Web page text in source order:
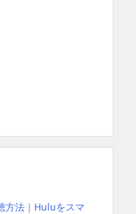
方法｜Huluをスマ